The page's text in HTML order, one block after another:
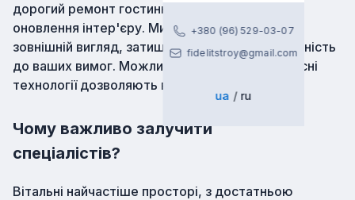
+380 (96) 529-03-07
fidelitstroy@gmail.com
ua ru
дорогий ремонт гостинних, так і бюджетне
оновлення інтер'єру. Ми забезпечимо гарний
зовнішній вигляд, затишок, комфорт, відповідність
до ваших вимог. Можливості компанії та сучасні
технології дозволяють втілити будь-які ідеї.
Чому важливо залучити
спеціалістів?
Вітальні найчастіше просторі, з достатньою